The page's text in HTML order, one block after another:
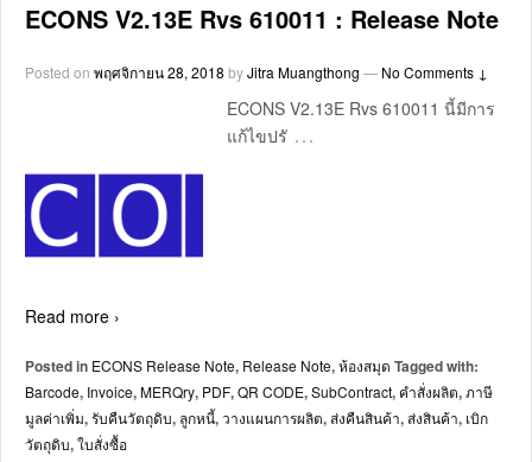
ECONS V2.13E Rvs 610011 : Release Note
Posted on พฤศจิกายน 28, 2018 byJitra Muangthong — No Comments ↓
ECONS V2.13E Rvs 610011 นี้มีการ
แก้ไขปรั …
Read more ›
Posted in ECONS Release Note, Release Note,ห้องสมุด Tagged with:
Barcode, Invoice,MERQry, PDF,QR CODE,SubContract, คำสั่งผลิต,ภาษี
มูลค่าเพิ่ม,รับคืนวัตถุดิบ, ลูกหนี้,วางแผนการผลิต,ส่งคืนสินค้า,ส่งสินค้า, เบิก
วัตถุดิบ,ใบสั่งซื้อ